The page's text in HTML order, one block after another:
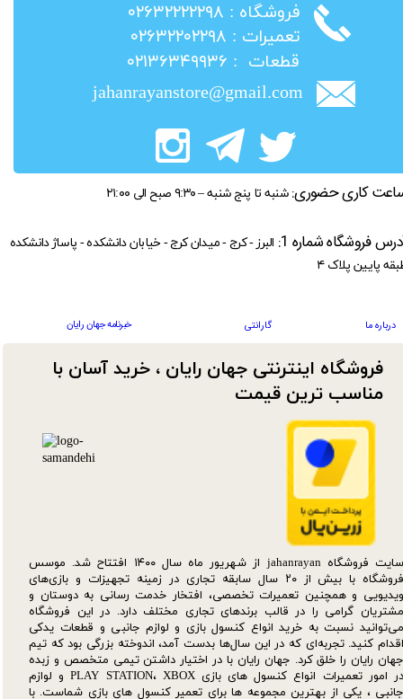
​فروشگاه : ۰۲۶۳۲۲۲۲۲۹۸
​تعمیرات : ۰۲۶۳۲۲۰۲۲۹۸
​قطعات : ۰۲۱۳۶۳۴۹۹۳۶
jahanrayanstore@gmail.com
سایت فروشگاه jahanrayan از شهریور ماه سال ۱۴۰۰ افتتاح شد. موسس
فروشگاه با بیش از ۲۰ سال سابقه تجاری در زمینه تجهیزات و بازی‌های
ویدیویی و همچنین تعمیرات تخصصی، افتخار خدمت رسانی به دوستان و
مشتریان گرامی را در قالب برندهای تجاری مختلف دارد. در این فروشگاه
می‌توانید نسبت به خرید انواع کنسول بازی و لوازم جانبی و قطعات یدکی‌
اقدام کنید. تجربه‌ای که در این سال‌ها بدست آمد، اندوخته بزرگی بود که تیم
جهان رایان را خلق کرد. جهان رایان با در اختیار داشتن تیمی متخصص و زبده
در امور تعمیرات انواع کنسول های بازی PLAY STATION، XBOX و لوازم
جانبی ، یکی از بهترین مجموعه ها برای تعمیر کنسول های بازی شماست. با
فروشگاه اینترنتی جهان رایان ، خرید آسان با
مناسب ترین قیمت​​​​​​​
کاری حضوری: شنبه تا پنج شنبه – ۹:۳۰ صبح الی ۲۱:۰۰
درباره ما گارانتی خبرنامه جهان رایان
فروشگاه شماره 1:
البرز - کرج - میدان کرج - خیابان دانشکده - پاساژ دانشکده
پایین پلاک ۴